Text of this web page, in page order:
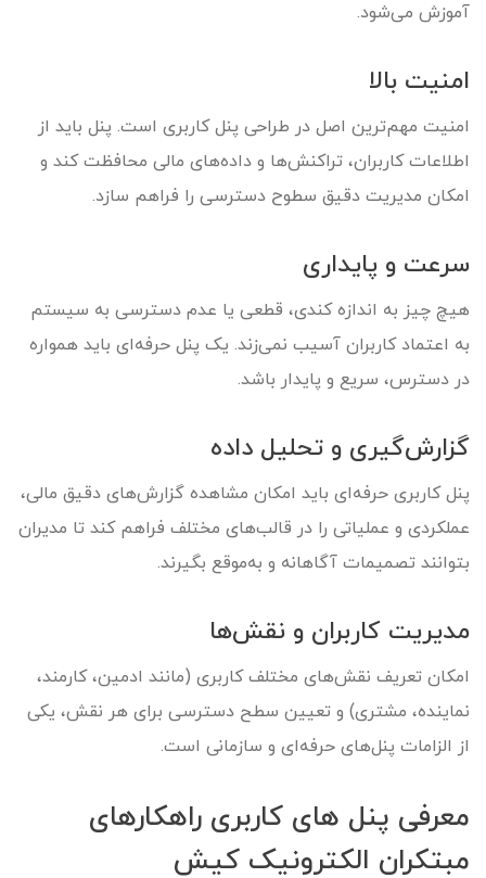
آموزش می‌شود.
امنیت بالا
امنیت مهم‌ترین اصل در طراحی پنل کاربری است. پنل باید از
اطلاعات کاربران، تراکنش‌ها و داده‌های مالی محافظت کند و
امکان مدیریت دقیق سطوح دسترسی را فراهم سازد.
سرعت و پایداری
هیچ چیز به اندازه کندی، قطعی یا عدم دسترسی به سیستم
به اعتماد کاربران آسیب نمی‌زند. یک پنل حرفه‌ای باید همواره
در دسترس، سریع و پایدار باشد.
گزارش‌گیری و تحلیل داده
پنل کاربری حرفه‌ای باید امکان مشاهده گزارش‌های دقیق مالی،
عملکردی و عملیاتی را در قالب‌های مختلف فراهم کند تا مدیران
بتوانند تصمیمات آگاهانه و به‌موقع بگیرند.
مدیریت کاربران و نقش‌ها
امکان تعریف نقش‌های مختلف کاربری (مانند ادمین، کارمند،
نماینده، مشتری) و تعیین سطح دسترسی برای هر نقش، یکی
از الزامات پنل‌های حرفه‌ای و سازمانی است.
معرفی پنل های کاربری راهکارهای
مبتکران الکترونیک کیش